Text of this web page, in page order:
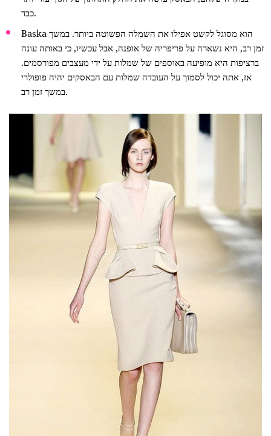
כבד.
Baska הוא מסוגל לקשט אפילו את השמלה הפשוטה ביותר. במשך
זמן רב, היא נשארה על פריפריה של אופנה, אבל עכשיו, כי באותה עונה
ברציפות היא מופיעה באוספים של שמלות על ידי מעצבים מפורסמים.
אז, אתה יכול לסמוך על העובדה שמלות עם הבאסקים יהיה פופולרי
במשך זמן רב.